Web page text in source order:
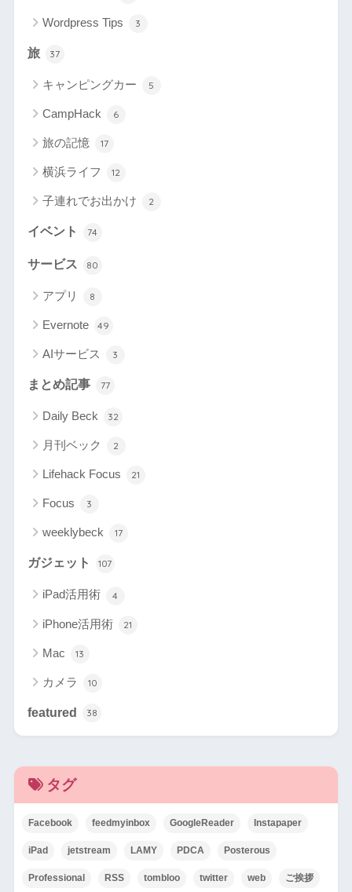
Wordpress Tips 3
旅 37
キャンピングカー 5
CampHack 6
旅の記憶 17
横浜ライフ 12
子連れでお出かけ 2
イベント 74
サービス 80
アプリ 8
Evernote 49
AIサービス 3
まとめ記事 77
Daily Beck 32
月刊ベック 2
Lifehack Focus 21
Focus 3
weeklybeck 17
ガジェット 107
iPad活用術 4
iPhone活用術 21
Mac 13
カメラ 10
featured 38
タグ
Facebook feedmyinbox GoogleReader Instapaper
iPad jetstream LAMY PDCA Posterous
Professional RSS tombloo twitter web ご挨拶